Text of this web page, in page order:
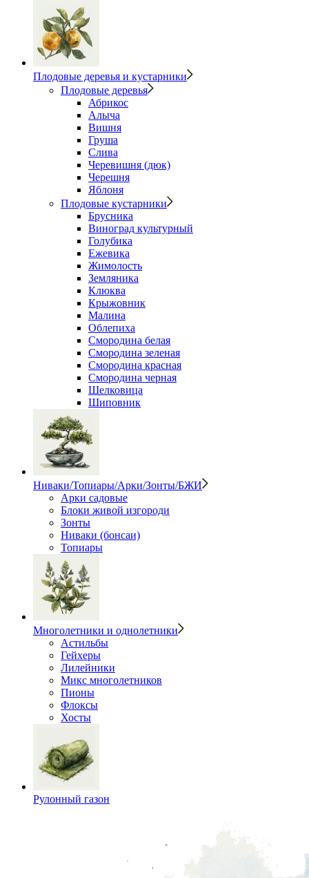
Плодовые деревья и кустарники
Плодовые деревья
Абрикос
Алыча
Вишня
Груша
Слива
Черевишня (дюк)
Черешня
Яблоня
Плодовые кустарники
Брусника
Виноград культурный
Голубика
Ежевика
Жимолость
Земляника
Клюква
Крыжовник
Малина
Облепиха
Смородина белая
Смородина зеленая
Смородина красная
Смородина черная
Шелковица
Шиповник
Ниваки/Топиары/Арки/Зонты/БЖИ
Арки садовые
Блоки живой изгороди
Зонты
Ниваки (бонсаи)
Топиары
Многолетники и однолетники
Астильбы
Гейхеры
Лилейники
Микс многолетников
Пионы
Флоксы
Хосты
Рулонный газон